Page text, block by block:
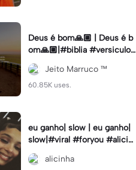
Deus é bom🙏🏼 | Deus é b
om🙏🏼|#biblia #versiculo
#cristao #agro #tipografia
#fy #fypJeito Marruco ™️
60.85K uses.
eu ganho| slow | eu ganho|
slow|#viral #foryou #alicin
ha #cameralenta #slow
alicinha